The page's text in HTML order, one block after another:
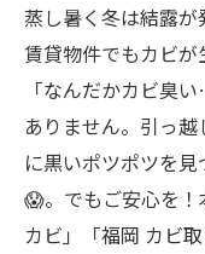
蒸し暑く冬は結露
賃貸物件でもカビ
「なんだかカビ臭
ありません。引っ
に黒いポツポツを
😱。でもご安心を
カビ」「福岡 カビ